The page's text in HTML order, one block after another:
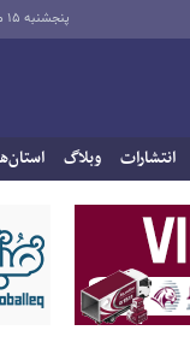
پنجشنبه ۱۵ مرداد ۱۴۰۵
انتشارات وبلاگ